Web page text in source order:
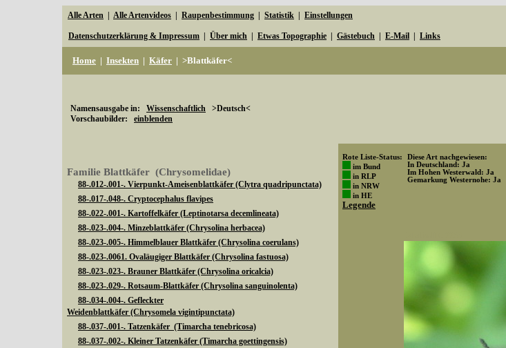
Alle Arten Alle Artenvideos Raupenbestimmung Statistik Einstellungen
Datenschutzerklärung & Impressum Über mich Etwas Topographie Gästebuch E-Mail Links
Home | Insekten | Käfer | >Blattkäfer<
Namensausgabe in: Wissenschaftlich >Deutsch<
Vorschaubilder: einblenden
Familie Blattkäfer (Chrysomelidae)
88-.012-.001-. Vierpunkt-Ameisenblattkäfer (Clytra quadripunctata)
88-.017-.048-. Cryptocephalus flavipes
88-.022-.001-. Kartoffelkäfer (Leptinotarsa decemlineata)
88-.023-.004-. Minzeblattkäfer (Chrysolina herbacea)
88-.023-.005-. Himmelblauer Blattkäfer (Chrysolina coerulans)
88-.023-.0061. Ovaläugiger Blattkäfer (Chrysolina fastuosa)
88-.023-.023-. Brauner Blattkäfer (Chrysolina oricalcia)
88-.023-.029-. Rotsaum-Blattkäfer (Chrysolina sanguinolenta)
88-.034-.004-. Gefleckter
Weidenblattkäfer (Chrysomela vigintipunctata)
88-.037-.001-. Tatzenkäfer (Timarcha tenebricosa)
88-.037-.002-. Kleiner Tatzenkäfer (Timarcha goettingensis)
Rote Liste-Status:
im Bund
in RLP
in NRW
in HE
Legende
Diese Art nachgewiesen:
In Deutschland: Ja
Im Hohen Westerwald: Ja
Gemarkung Westernohe: Ja